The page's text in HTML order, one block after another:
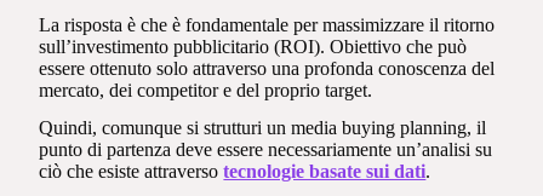
La risposta è che è fondamentale per massimizzare il ritorno
sull’investimento pubblicitario (ROI). Obiettivo che può
essere ottenuto solo attraverso una profonda conoscenza del
mercato, dei competitor e del proprio target.
Quindi, comunque si strutturi un media buying planning, il
punto di partenza deve essere necessariamente un’analisi su
ciò che esiste attraversotecnologie basate sui dati.